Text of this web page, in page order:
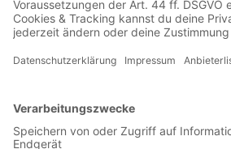
Julius – Allein zu Haus